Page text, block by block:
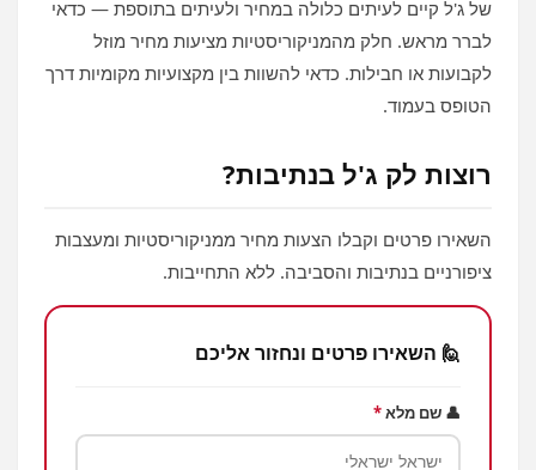
של ג'ל קיים לעיתים כלולה במחיר ולעיתים בתוספת — כדאי
לברר מראש. חלק מהמניקוריסטיות מציעות מחיר מוזל
לקבועות או חבילות. כדאי להשוות בין מקצועיות מקומיות דרך
הטופס בעמוד.
רוצות לק ג'ל בנתיבות?
השאירו פרטים וקבלו הצעות מחיר ממניקוריסטיות ומעצבות
ציפורניים בנתיבות והסביבה. ללא התחייבות.
🙋 השאירו פרטים ונחזור אליכם
👤 שם מלא*